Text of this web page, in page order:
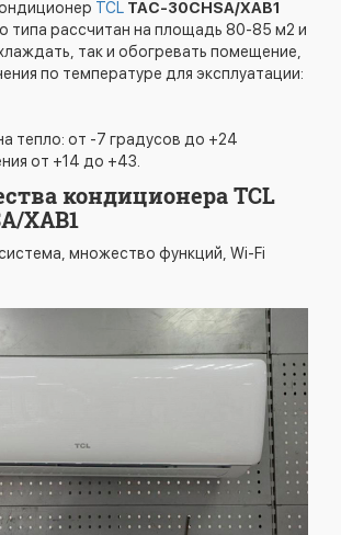
TCL TAC-30CHSA/XAB1
типа рассчитан на площадь 80-85 м2 и
так и обогревать помещение,
по температуре для эксплуатации:
тепло: от -7 градусов до +24
от +14 до +43.
кондиционера TCL
XAB1
множество функций, Wi-Fi